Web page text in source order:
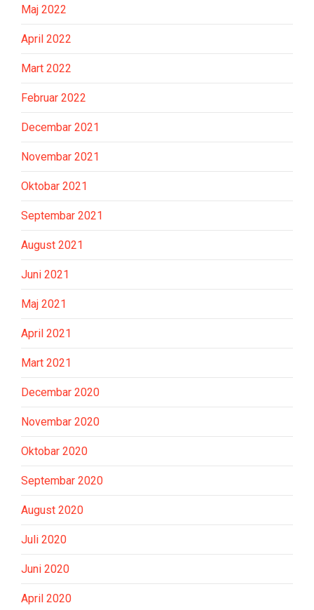
Maj 2022
April 2022
Mart 2022
Februar 2022
Decembar 2021
Novembar 2021
Oktobar 2021
Septembar 2021
August 2021
Juni 2021
Maj 2021
April 2021
Mart 2021
Decembar 2020
Novembar 2020
Oktobar 2020
Septembar 2020
August 2020
Juli 2020
Juni 2020
April 2020